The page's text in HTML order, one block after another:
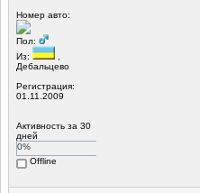
Номер авто:
Пол:
Из:
Дебальцево
Регистрация:
01.11.2009
Активность за 30
дней
0%
Offline